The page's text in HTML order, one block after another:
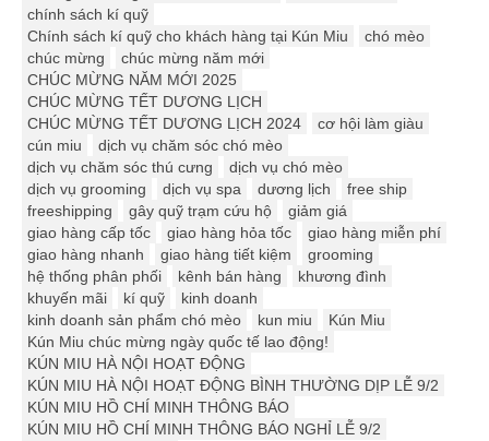
chính sách kí quỹ
Chính sách kí quỹ cho khách hàng tại Kún Miu
chó mèo
chúc mừng
chúc mừng năm mới
CHÚC MỪNG NĂM MỚI 2025
CHÚC MỪNG TẾT DƯƠNG LỊCH
CHÚC MỪNG TẾT DƯƠNG LỊCH 2024
cơ hội làm giàu
cún miu
dịch vụ chăm sóc chó mèo
dịch vụ chăm sóc thú cưng
dịch vụ chó mèo
dịch vụ grooming
dịch vụ spa dương lịch
free ship
freeshipping
gây quỹ trạm cứu hộ
giảm giá
giao hàng cấp tốc
giao hàng hỏa tốc
giao hàng miễn phí
giao hàng nhanh
giao hàng tiết kiệm
grooming
hệ thống phân phối
kênh bán hàng
khương đình
khuyến mãi
kí quỹ
kinh doanh
kinh doanh sản phẩm chó mèo
kun miu
Kún Miu
Kún Miu chúc mừng ngày quốc tế lao động!
KÚN MIU HÀ NỘI HOẠT ĐỘNG
KÚN MIU HÀ NỘI HOẠT ĐỘNG BÌNH THƯỜNG DỊP LỄ 9/2
KÚN MIU HỒ CHÍ MINH THÔNG BÁO
KÚN MIU HỒ CHÍ MINH THÔNG BÁO NGHỈ LỄ 9/2